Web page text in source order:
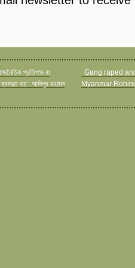
প্রতিপক্ষ বা
হয়’: আদিলুর রহমান
Gang raped
Myanmar